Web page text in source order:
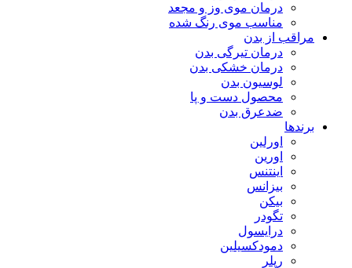
درمان موی وز و مجعد
مناسب موی رنگ شده
مراقب از بدن
درمان تیرگی بدن
درمان خشکی بدن
لوسیون بدن
محصول دست و پا
ضدعرق بدن
برندها
اورلین
اورین
اینتنس
بیزانس
بیکن
تگودر
درایسول
دمودکسیلین
رپلر